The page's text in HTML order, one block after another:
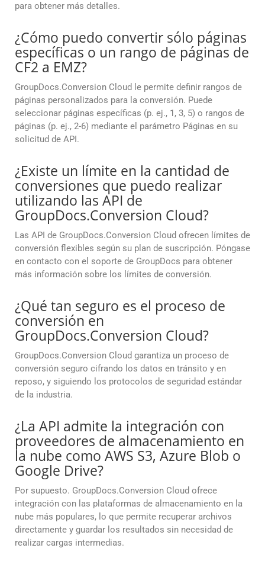
para obtener más detalles.
¿Cómo puedo convertir sólo páginas
específicas o un rango de páginas de
CF2 a EMZ?
GroupDocs.Conversion Cloud le permite definir rangos de
páginas personalizados para la conversión. Puede
seleccionar páginas específicas (p. ej., 1, 3, 5) o rangos de
páginas (p. ej., 2-6) mediante el parámetro Páginas en su
solicitud de API.
¿Existe un límite en la cantidad de
conversiones que puedo realizar
utilizando las API de
GroupDocs.Conversion Cloud?
Las API de GroupDocs.Conversion Cloud ofrecen límites de
conversión flexibles según su plan de suscripción. Póngase
en contacto con el soporte de GroupDocs para obtener
más información sobre los límites de conversión.
¿Qué tan seguro es el proceso de
conversión en
GroupDocs.Conversion Cloud?
GroupDocs.Conversion Cloud garantiza un proceso de
conversión seguro cifrando los datos en tránsito y en
reposo, y siguiendo los protocolos de seguridad estándar
de la industria.
¿La API admite la integración con
proveedores de almacenamiento en
la nube como AWS S3, Azure Blob o
Google Drive?
Por supuesto. GroupDocs.Conversion Cloud ofrece
integración con las plataformas de almacenamiento en la
nube más populares, lo que permite recuperar archivos
directamente y guardar los resultados sin necesidad de
realizar cargas intermedias.